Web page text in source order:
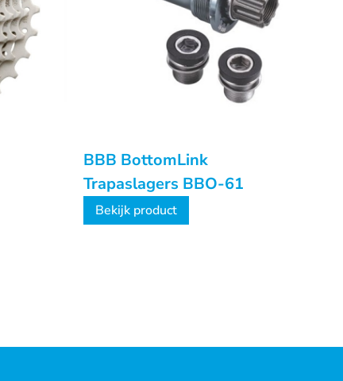
BBB BottomLink
Trapaslagers BBO-61
Bekijk product